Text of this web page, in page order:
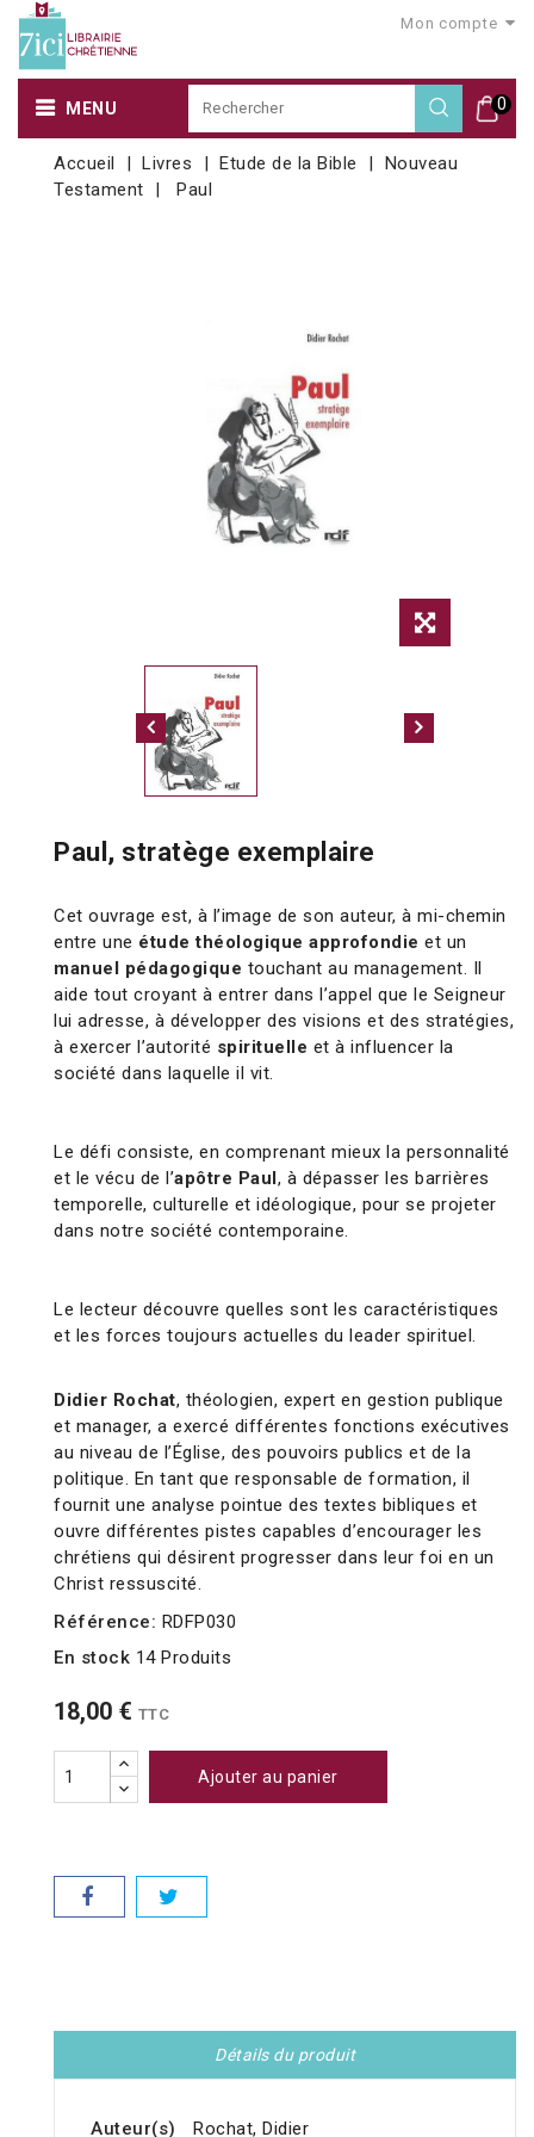
Mon compte
0
MENU
Accueil Livres Etude de la Bible
Nouveau
Testament
Paul
Paul, stratège exemplaire
Cet ouvrage est, à l’image de son auteur, à mi-chemin
entre une étude théologique approfondie et un
manuel pédagogique touchant au management. Il
aide tout croyant à entrer dans l’appel que le Seigneur
lui adresse, à développer des visions et des stratégies,
à exercer l’autorité spirituelle et à influencer la
société dans laquelle il vit.
Le défi consiste, en comprenant mieux la personnalité
et le vécu de l’apôtre Paul, à dépasser les barrières
temporelle, culturelle et idéologique, pour se projeter
dans notre société contemporaine.
Le lecteur découvre quelles sont les caractéristiques
et les forces toujours actuelles du leader spirituel.
Didier Rochat, théologien, expert en gestion publique
et manager, a exercé différentes fonctions exécutives
au niveau de l’Église, des pouvoirs publics et de la
politique. En tant que responsable de formation, il
fournit une analyse pointue des textes bibliques et
ouvre différentes pistes capables d’encourager les
chrétiens qui désirent progresser dans leur foi en un
Christ ressuscité.
Référence: RDFP030
En stock 14 Produits
18,00 € TTC
Ajouter au panier
Détails du produit
Auteur(s) Rochat, Didier